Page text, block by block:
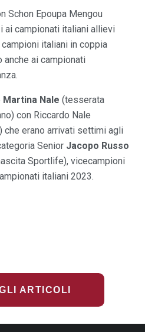
Schon Epoupa Mengou
ai campionati italiani allievi
italiani in coppia
anche ai campionati
Martina Nale (tesserata
con Riccardo Nale
che erano arrivati settimi agli
Senior Jacopo Russo
Sportlife), vicecampioni
italiani 2023.
ARTICOLI